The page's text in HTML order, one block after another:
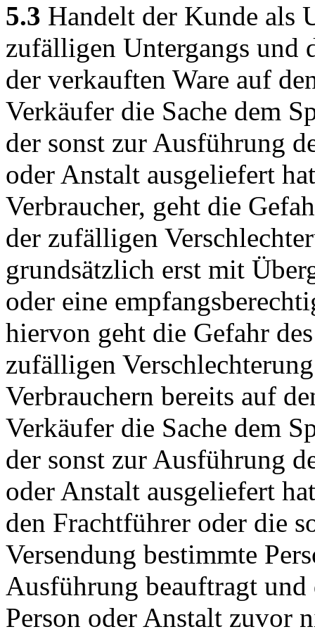
5.3 Handelt der Kunde als
zufälligen Untergangs und
der verkauften Ware auf
Verkäufer die Sache dem
der sonst zur Ausführung
oder Anstalt ausgeliefert
Verbraucher, geht die
der zufälligen
grundsätzlich erst mit
oder eine
hiervon geht die Gefahr
zufälligen
Verbrauchern bereits auf
Verkäufer die Sache dem
der sonst zur Ausführung
oder Anstalt ausgeliefert
den Frachtführer oder die
Versendung bestimmte
Ausführung beauftragt und
Person oder Anstalt zuvor